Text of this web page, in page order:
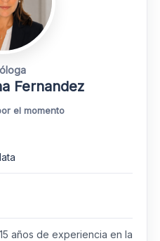
Fernandez
el momento
años de experiencia en la